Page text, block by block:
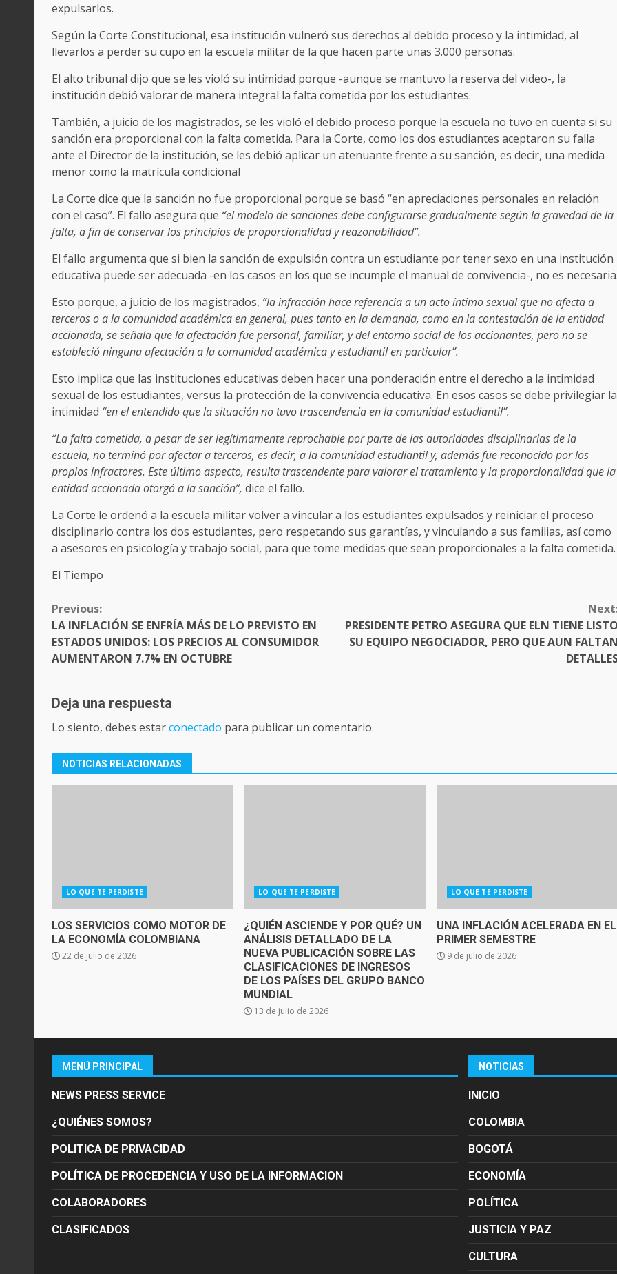
expulsarlos.
Según la Corte Constitucional, esa institución vulneró sus derechos al debido proceso y la intimidad, al
llevarlos a perder su cupo en la escuela militar de la que hacen parte unas 3.000 personas.
El alto tribunal dijo que se les violó su intimidad porque -aunque se mantuvo la reserva del video-, la
institución debió valorar de manera integral la falta cometida por los estudiantes.
También, a juicio de los magistrados, se les violó el debido proceso porque la escuela no tuvo en cuenta si su
sanción era proporcional con la falta cometida. Para la Corte, como los dos estudiantes aceptaron su falla
ante el Director de la institución, se les debió aplicar un atenuante frente a su sanción, es decir, una medida
menor como la matrícula condicional
La Corte dice que la sanción no fue proporcional porque se basó “en apreciaciones personales en relación
con el caso”. El fallo asegura que “el modelo de sanciones debe configurarse gradualmente según la gravedad de la
falta, a fin de conservar los principios de proporcionalidad y reazonabilidad”.
El fallo argumenta que si bien la sanción de expulsión contra un estudiante por tener sexo en una institución
educativa puede ser adecuada -en los casos en los que se incumple el manual de convivencia-, no es
Esto porque, a juicio de los magistrados, “la infracción hace referencia a un acto íntimo sexual que no afecta a
terceros o a la comunidad académica en general, pues tanto en la demanda, como en la contestación de la entidad
accionada, se señala que la afectación fue personal, familiar, y del entorno social de los accionantes, pero no se
estableció ninguna afectación a la comunidad académica y estudiantil en particular”.
Esto implica que las instituciones educativas deben hacer una ponderación entre el derecho a la intimidad
sexual de los estudiantes, versus la protección de la convivencia educativa. En esos casos se debe privilegiar la
intimidad “en el entendido que la situación no tuvo trascendencia en la comunidad estudiantil”.
“La falta cometida, a pesar de ser legítimamente reprochable por parte de las autoridades disciplinarias de la
escuela, no terminó por afectar a terceros, es decir, a la comunidad estudiantil y, además fue reconocido por los
propios infractores. Este último aspecto, resulta trascendente para valorar el tratamiento y la proporcionalidad que la
entidad accionada otorgó a la sanción”, dice el fallo.
La Corte le ordenó a la escuela militar volver a vincular a los estudiantes expulsados y reiniciar el proceso
disciplinario contra los dos estudiantes, pero respetando sus garantías, y vinculando a sus familias, así como
a asesores en psicología y trabajo social, para que tome medidas que sean proporcionales a la falta
El Tiempo
CONTINUE
READING
Previous:
LA INFLACIÓN SE ENFRÍA MÁS DE LO PREVISTO EN
ESTADOS UNIDOS: LOS PRECIOS AL CONSUMIDOR
AUMENTARON 7.7% EN OCTUBRE
PRESIDENTE PETRO ASEGURA QUE ELN TIENE
SU EQUIPO NEGOCIADOR, PERO QUE AUN
Deja una respuesta
Lo siento, debes estarconectado para publicar un comentario.
NOTICIAS RELACIONADAS
LO QUE TE PERDISTE
LOS SERVICIOS COMO MOTOR DE
LA ECONOMÍA COLOMBIANA
22 de julio de 2026
LO QUE TE PERDISTE
¿QUIÉN ASCIENDE Y POR QUÉ? UN
ANÁLISIS DETALLADO DE LA
NUEVA PUBLICACIÓN SOBRE LAS
CLASIFICACIONES DE INGRESOS
DE LOS PAÍSES DEL GRUPO BANCO
MUNDIAL
13 de julio de 2026
LO QUE TE PERDISTE
UNA INFLACIÓN ACELERADA EN EL
PRIMER SEMESTRE
9 de julio de 2026
MENÚ PRINCIPAL
NEWS PRESS SERVICE
¿QUIÉNES SOMOS?
POLITICA DE PRIVACIDAD
POLÍTICA DE PROCEDENCIA Y USO DE LA INFORMACION
COLABORADORES
CLASIFICADOS
NOTICIAS
INICIO
COLOMBIA
BOGOTÁ
ECONOMÍA
POLÍTICA
JUSTICIA Y PAZ
CULTURA